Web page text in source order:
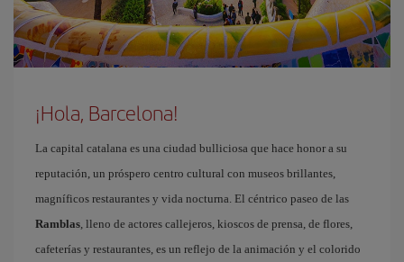
¡Hola, Barcelona!
La capital catalana es una ciudad bulliciosa que hace honor a su
reputación, un próspero centro cultural con museos brillantes,
magníficos restaurantes y vida nocturna. El céntrico paseo de las
Ramblas, lleno de actores callejeros, kioscos de prensa, de flores,
cafeterías y restaurantes, es un reflejo de la animación y el colorido